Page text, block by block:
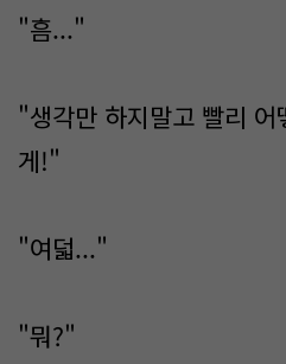
"흠..."
"생각만 하지말고 빨리
게!"
"여덟..."
"뭐?"